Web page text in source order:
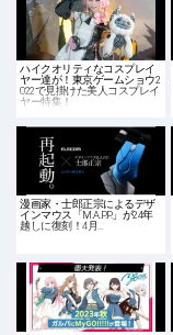
ハイクオリティなコスプレイ
ヤー達が！東京ゲームショウ2
022で見掛けた美人コスプレイ
ヤー特集！
漫画家・士郎正宗によるデザ
インマウス「M.A.P.P.」が24年
越しに復刻！4月…